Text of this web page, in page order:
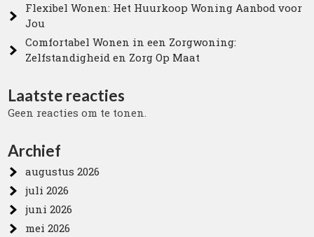
Flexibel Wonen: Het Huurkoop Woning Aanbod voor
Jou
Comfortabel Wonen in een Zorgwoning:
Zelfstandigheid en Zorg Op Maat
Laatste reacties
Geen reacties om te tonen.
Archief
augustus 2026
juli 2026
juni 2026
mei 2026